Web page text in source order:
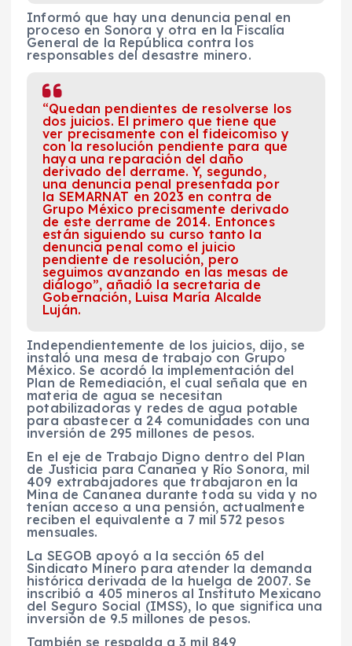
Informó que hay una denuncia penal en
proceso en Sonora y otra en la Fiscalía
General de la República contra los
responsables del desastre minero.
“Quedan pendientes de resolverse los
dos juicios. El primero que tiene que
ver precisamente con el fideicomiso y
con la resolución pendiente para que
haya una reparación del daño
derivado del derrame. Y, segundo,
una denuncia penal presentada por
la SEMARNAT en 2023 en contra de
Grupo México precisamente derivado
de este derrame de 2014. Entonces
están siguiendo su curso tanto la
denuncia penal como el juicio
pendiente de resolución, pero
seguimos avanzando en las mesas de
diálogo”, añadió la secretaria de
Gobernación, Luisa María Alcalde
Luján.
Independientemente de los juicios, dijo, se
instaló una mesa de trabajo con Grupo
México. Se acordó la implementación del
Plan de Remediación, el cual señala que en
materia de agua se necesitan
potabilizadoras y redes de agua potable
para abastecer a 24 comunidades con una
inversión de 295 millones de pesos.
En el eje de Trabajo Digno dentro del Plan
de Justicia para Cananea y Río Sonora, mil
409 extrabajadores que trabajaron en la
Mina de Cananea durante toda su vida y no
tenían acceso a una pensión, actualmente
reciben el equivalente a 7 mil 572 pesos
mensuales.
La SEGOB apoyó a la sección 65 del
Sindicato Minero para atender la demanda
histórica derivada de la huelga de 2007. Se
inscribió a 405 mineros al Instituto Mexicano
del Seguro Social (IMSS), lo que significa una
inversión de 9.5 millones de pesos.
También se respalda a 3 mil 849